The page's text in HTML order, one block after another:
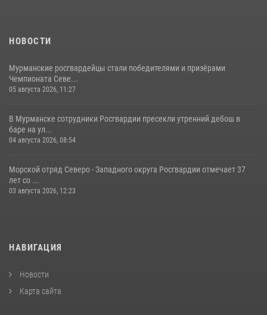
НОВОСТИ
Мурманские росгвардейцы стали победителями и призёрами
Чемпионата Севе...
05 августа 2026, 11:27
В Мурманске сотрудники Росгвардии пресекли утренний дебош в
баре на ул...
04 августа 2026, 08:54
Морской отряд Северо - Западного округа Росгвардии отмечает 37
лет со ...
03 августа 2026, 12:23
НАВИГАЦИЯ
Новости
Карта сайта